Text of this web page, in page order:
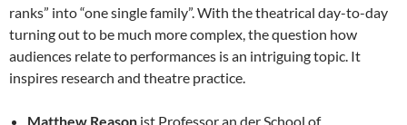
ranks” into “one single family”. With the theatrical day-to-day
turning out to be much more complex, the question how
audiences relate to performances is an intriguing topic. It
inspires research and theatre practice.
Matthew Reason ist Professor an der School of